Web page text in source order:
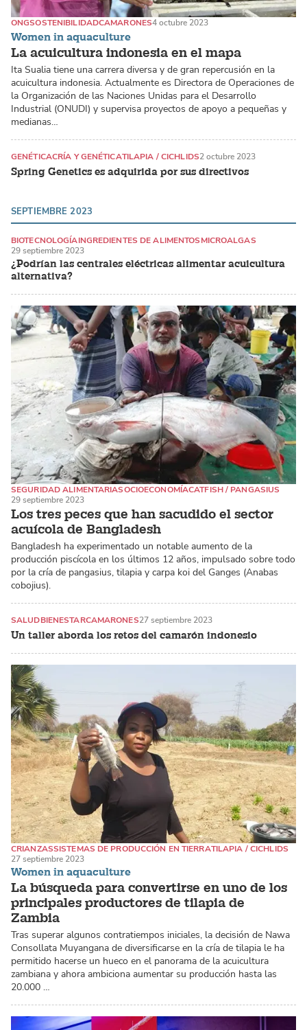
Women in aquaculture
La acuicultura indonesia en el mapa
ONGSOSTENIBILIDADCAMARONES4 octubre 2023
Ita Sualia tiene una carrera diversa y de gran repercusión en la
acuicultura indonesia. Actualmente es Directora de Operaciones de
la Organización de las Naciones Unidas para el Desarrollo
Industrial (ONUDI) y supervisa proyectos de apoyo a pequeñas y
medianas…
Spring Genetics es adquirida por sus directivos
GENÉTICACRÍA Y GENÉTICATILAPIA / CICHLIDS2 octubre 2023
SEPTIEMBRE 2023
¿Podrían las centrales eléctricas alimentar acuicultura
alternativa?
BIOTECNOLOGÍAINGREDIENTES DE ALIMENTOSMICROALGAS
29 septiembre 2023
Los tres peces que han sacudido el sector
acuícola de Bangladesh
SEGURIDAD ALIMENTARIASOCIOECONOMÍACATFISH / PANGASIUS
29 septiembre 2023
Bangladesh ha experimentado un notable aumento de la
producción piscícola en los últimos 12 años, impulsado sobre todo
por la cría de pangasius, tilapia y carpa koi del Ganges (Anabas
cobojius).
Un taller aborda los retos del camarón indonesio
SALUDBIENESTARCAMARONES27 septiembre 2023
Women in aquaculture
La búsqueda para convertirse en uno de los
principales productores de tilapia de
Zambia
CRIANZASSISTEMAS DE PRODUCCIÓN EN TIERRATILAPIA / CICHLIDS
27 septiembre 2023
Tras superar algunos contratiempos iniciales, la decisión de Nawa
Consollata Muyangana de diversificarse en la cría de tilapia le ha
permitido hacerse un hueco en el panorama de la acuicultura
zambiana y ahora ambiciona aumentar su producción hasta las
20.000 …